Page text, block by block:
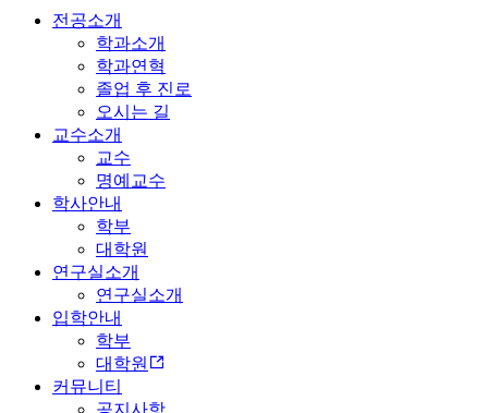
전공소개
학과소개
학과연혁
졸업 후 진로
오시는 길
교수소개
교수
명예교수
학사안내
학부
대학원
연구실소개
연구실소개
입학안내
학부
대학원
커뮤니티